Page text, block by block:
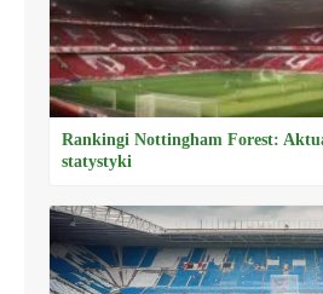
Rankingi Nottingham Forest:
statystyki